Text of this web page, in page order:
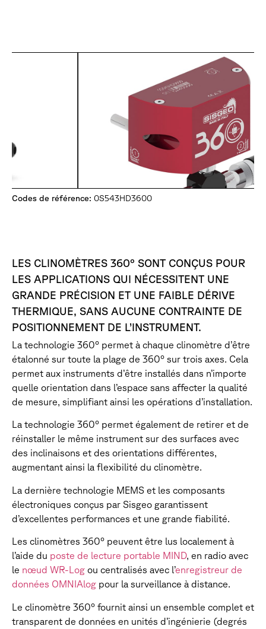
Codes de référence: 0S543HD3600
LES CLINOMÈTRES 360° SONT CONÇUS POUR
LES APPLICATIONS QUI NÉCESSITENT UNE
GRANDE PRÉCISION ET UNE FAIBLE DÉRIVE
THERMIQUE, SANS AUCUNE CONTRAINTE DE
POSITIONNEMENT DE L’INSTRUMENT.
La technologie 360° permet à chaque clinomètre d’être
étalonné sur toute la plage de 360° sur trois axes. Cela
permet aux instruments d’être installés dans n’importe
quelle orientation dans l’espace sans affecter la qualité
de mesure, simplifiant ainsi les opérations d’installation.
La technologie 360° permet également de retirer et de
réinstaller le même instrument sur des surfaces avec
des inclinaisons et des orientations différentes,
augmentant ainsi la flexibilité du clinomètre.
La dernière technologie MEMS et les composants
électroniques conçus par Sisgeo garantissent
d’excellentes performances et une grande fiabilité.
Les clinomètres 360° peuvent être lus localement à
l’aide du poste de lecture portable MIND, en radio avec
le nœud WR-Log ou centralisés avec l’enregistreur de
données OMNIAlog pour la surveillance à distance.
Le clinomètre 360° fournit ainsi un ensemble complet et
transparent de données en unités d’ingénierie (degrés